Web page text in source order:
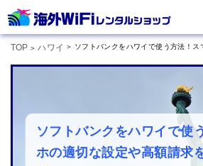
TOP ハワイ ソフトバンクをハワイで使う方法！スマホの
ソフトバンクをハワイで使
ホの適切な設定や高額請求